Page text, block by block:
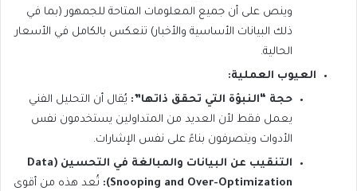
وينص على أن جميع المعلومات المتاحة للجمهور (بما في
ذلك البيانات الأساسية والأخبار) تنعكس بالكامل في الأسعار
الحالية.
العيوب العملية:
حجة “النبؤة التي تحقق ذاتها”: يُقال أن التحليل الفني
يعمل فقط لأن العديد من المتداولين يستخدمون نفس
الأدوات ويتصرفون بناءً على نفس الإشارات.
التنقيب عن البيانات والمبالغة في التحسين (Data
Snooping and Over-Optimization):
تُعد هذه من أقوى